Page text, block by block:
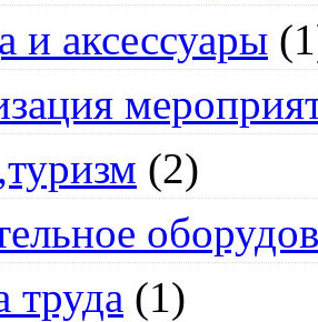
и аксессуары
(2)
труда (1)